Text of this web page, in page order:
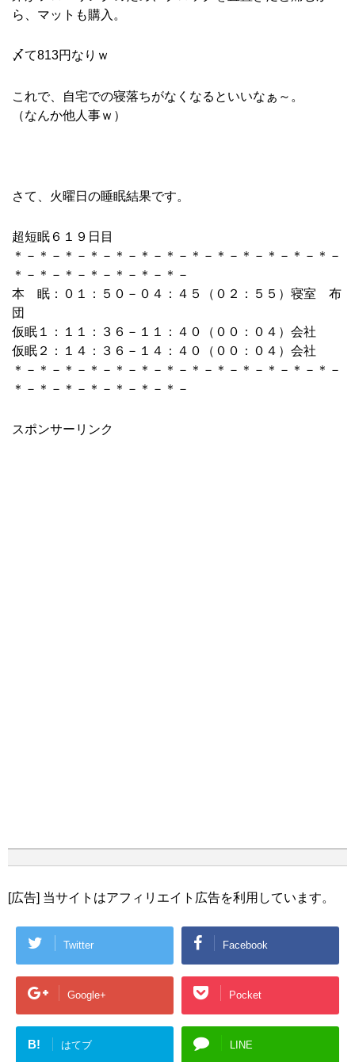
ら、マットも購入。
〆て813円なりｗ
これで、自宅での寝落ちがなくなるといいなぁ～。
（なんか他人事ｗ）
さて、火曜日の睡眠結果です。
超短眠６１９日目
＊－＊－＊－＊－＊－＊－＊－＊－＊－＊－＊－＊－＊－
＊－＊－＊－＊－＊－＊－＊－
本 眠：０１：５０－０４：４５（０２：５５）寝室 布
団
仮眠１：１１：３６－１１：４０（００：０４）会社
仮眠２：１４：３６－１４：４０（００：０４）会社
＊－＊－＊－＊－＊－＊－＊－＊－＊－＊－＊－＊－＊－
＊－＊－＊－＊－＊－＊－＊－
スポンサーリンク
[広告] 当サイトはアフィリエイト広告を利用しています。
Twitter Facebook
Google+ Pocket
B! はてブ LINE